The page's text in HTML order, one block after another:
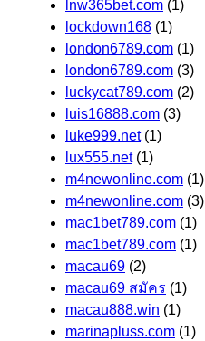
lnw365bet.com (1)
lockdown168 (1)
london6789.com (1)
london6789.com (3)
luckycat789.com (2)
luis16888.com (3)
luke999.net(1)
lux555.net(1)
m4newonline.com (1)
m4newonline.com (3)
mac1bet789.com (1)
mac1bet789.com (1)
macau69 (2)
macau69 สมัคร (1)
macau888.win (1)
marinapluss.com (1)